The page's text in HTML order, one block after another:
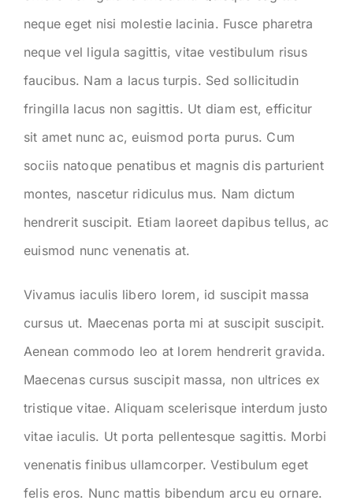
neque eget nisi molestie lacinia. Fusce pharetra
neque vel ligula sagittis, vitae vestibulum risus
faucibus. Nam a lacus turpis. Sed sollicitudin
fringilla lacus non sagittis. Ut diam est, efficitur
sit amet nunc ac, euismod porta purus. Cum
sociis natoque penatibus et magnis dis parturient
montes, nascetur ridiculus mus. Nam dictum
hendrerit suscipit. Etiam laoreet dapibus tellus, ac
euismod nunc venenatis at.
Vivamus iaculis libero lorem, id suscipit massa
cursus ut. Maecenas porta mi at suscipit suscipit.
Aenean commodo leo at lorem hendrerit gravida.
Maecenas cursus suscipit massa, non ultrices ex
tristique vitae. Aliquam scelerisque interdum justo
vitae iaculis. Ut porta pellentesque sagittis. Morbi
venenatis finibus ullamcorper. Vestibulum eget
felis eros. Nunc mattis bibendum arcu eu ornare.